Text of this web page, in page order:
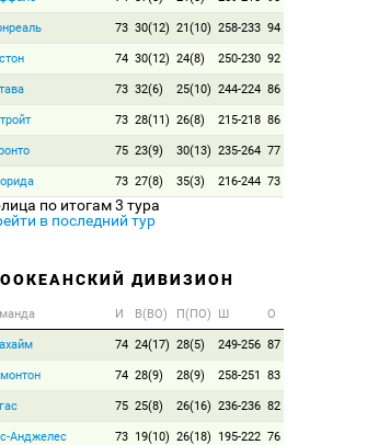
73 30(12) 21(10) 258-233 94
74 30(12) 24(8) 250-230 92
73 32(6) 25(10) 244-224 86
73 28(11) 26(8) 215-218 86
75 23(9) 30(13) 235-264 77
73 27(8) 35(3) 216-244 73
по итогам 3 тура
в последний тур
ДИВИЗИОН
И В(ВО) П(ПО) Ш О
74 24(17) 28(5) 249-256 87
74 28(9) 28(9) 258-251 83
75 25(8) 26(16) 236-236 82
Анджелес 73 19(10) 26(18) 195-222 76